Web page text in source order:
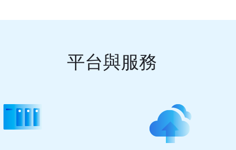
平台與服務